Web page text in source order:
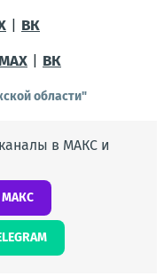
| ВК
| ВК
области"
в МАКС и
МАКС